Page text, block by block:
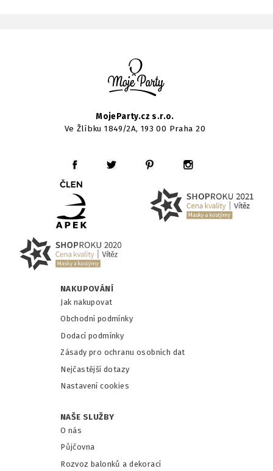
MojeParty.cz s.r.o.
Ve Žlíbku 1849/2A, 193 00 Praha 20
NAKUPOVÁNÍ
Jak nakupovat
Obchodní podmínky
Dodací podmínky
Zásady pro ochranu osobních dat
Nejčastější dotazy
Nastavení cookies
NAŠE SLUŽBY
O nás
Půjčovna
Rozvoz balonků a dekorací